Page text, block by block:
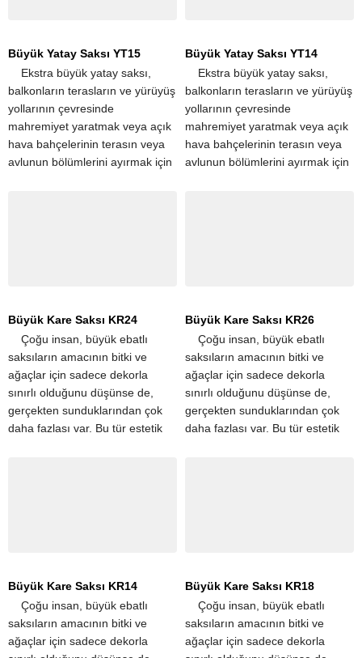
Büyük Yatay Saksı YT15
​ ​ ​ ​ Ekstra büyük yatay saksı,
balkonların terasların ve yürüyüş
yollarının çevresinde
mahremiyet yaratmak veya açık
hava bahçelerinin terasın veya
avlunun bölümlerini ayırmak için
Büyük Yatay Saksı YT14
​ ​ ​ ​ Ekstra büyük yatay saksı,
balkonların terasların ve yürüyüş
yollarının çevresinde
mahremiyet yaratmak veya açık
hava bahçelerinin terasın veya
avlunun bölümlerini ayırmak için
Büyük Kare Saksı KR24
​ ​ ​ ​ Çoğu insan, büyük ebatlı
saksıların amacının bitki ve
ağaçlar için sadece dekorla
sınırlı olduğunu düşünse de,
gerçekten sunduklarından çok
daha fazlası var. Bu tür estetik
Büyük Kare Saksı KR26
​ ​ ​ ​ Çoğu insan, büyük ebatlı
saksıların amacının bitki ve
ağaçlar için sadece dekorla
sınırlı olduğunu düşünse de,
gerçekten sunduklarından çok
daha fazlası var. Bu tür estetik
Büyük Kare Saksı KR14
​ ​ ​ ​ Çoğu insan, büyük ebatlı
saksıların amacının bitki ve
ağaçlar için sadece dekorla
Büyük Kare Saksı KR18
​ ​ ​ ​ Çoğu insan, büyük ebatlı
saksıların amacının bitki ve
ağaçlar için sadece dekorla